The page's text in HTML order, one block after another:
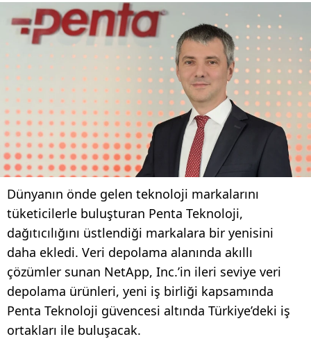
Dünyanın önde gelen teknoloji markalarını
tüketicilerle buluşturan Penta Teknoloji,
dağıtıcılığını üstlendiği markalara bir yenisini
daha ekledi. Veri depolama alanında akıllı
çözümler sunan NetApp, Inc.’in ileri seviye veri
depolama ürünleri, yeni iş birliği kapsamında
Penta Teknoloji güvencesi altında Türkiye’deki iş
ortakları ile buluşacak.